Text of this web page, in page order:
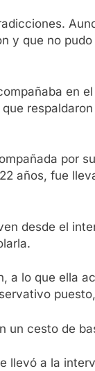
y que no
en
por
años, fue
desde el
a lo que ella
un cesto de
llevó a la